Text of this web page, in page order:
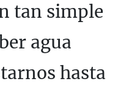
tan simple
agua
hasta